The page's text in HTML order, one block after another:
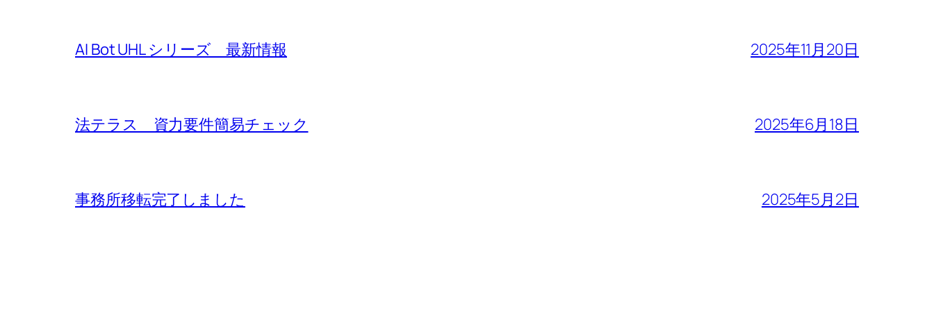
AI Bot UHL シリーズ 最新情報 2025年11月20日
法テラス 資力要件簡易チェック 2025年6月18日
事務所移転完了しました 2025年5月2日